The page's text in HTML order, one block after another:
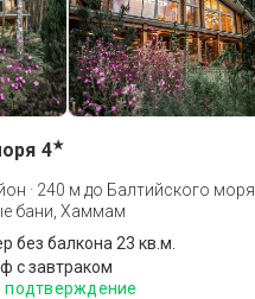
4★
· 240 м до Балтийского моря
бани, Хаммам
без балкона 23 кв.м.
с завтраком